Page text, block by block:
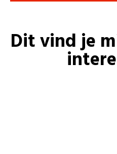
Dit vind je